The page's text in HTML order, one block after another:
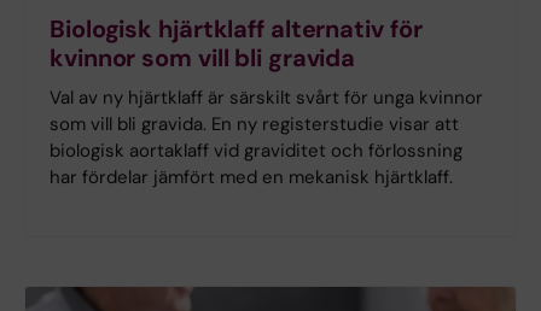
Biologisk hjärtklaff alternativ för
kvinnor som vill bli gravida
Val av ny hjärtklaff är särskilt svårt för unga kvinnor
som vill bli gravida. En ny registerstudie visar att
biologisk aortaklaff vid graviditet och förlossning
har fördelar jämfört med en mekanisk hjärtklaff.